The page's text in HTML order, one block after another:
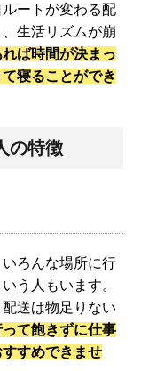
ートが変わる配
生活リズムが崩
ば時間が決まっ
寝ることができ
の特徴
ろんな場所に行
う人もいます。
送は物足りない
て飽きずに仕事
すめできませ